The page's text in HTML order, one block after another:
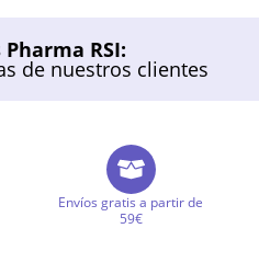
RSI:
de nuestros clientes
Envíos gratis a partir de
59€